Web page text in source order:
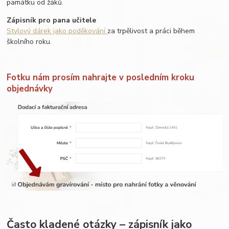
památku od žáků.
Zápisník pro pana učitele
Stylový dárek jako poděkování za trpělivost a práci během
školního roku.
Fotku nám prosím nahrajte v posledním kroku
objednávky
Často kladené otázky – zápisník jako